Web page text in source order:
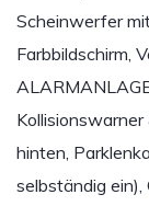
Scheinwerfer
Farbbildschirm,
hinten,
selbständig